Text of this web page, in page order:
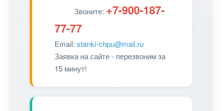
Звоните: +7-900-187-
77-77
Email: stanki-chpu@mail.ru
Заявка на сайте - перезвоним за
15 минут!